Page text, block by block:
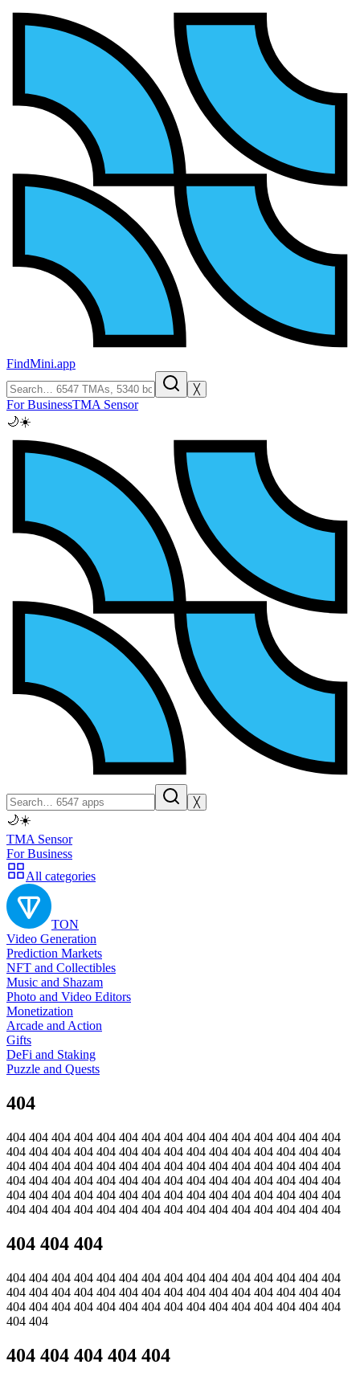
FindMini.app
╳
For BusinessTMA Sensor
🌙☀️
╳
🌙☀️
TMA Sensor
For Business
All categories
TON
Video Generation
Prediction Markets
NFT and Collectibles
Music and Shazam
Photo and Video Editors
Monetization
Arcade and Action
Gifts
DeFi and Staking
Puzzle and Quests
404
404 404 404 404 404 404 404 404 404 404 404 404 404 404 404
404 404 404 404 404 404 404 404 404 404 404 404 404 404 404
404 404 404 404 404 404 404 404 404 404 404 404 404 404 404
404 404 404 404 404 404 404 404 404 404 404 404 404 404 404
404 404 404 404 404 404 404 404 404 404 404 404 404 404 404
404 404 404 404 404 404 404 404 404 404 404 404 404 404 404
404 404 404
404 404 404 404 404 404 404 404 404 404 404 404 404 404 404
404 404 404 404 404 404 404 404 404 404 404 404 404 404 404
404 404 404 404 404 404 404 404 404 404 404 404 404 404 404
404 404
404 404 404 404 404